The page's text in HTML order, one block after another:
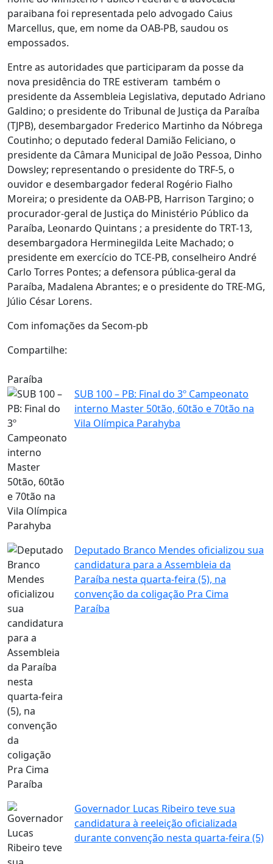
paraibana foi representada pelo advogado Caius
Marcellus, que, em nome da OAB-PB, saudou os
empossados.
Entre as autoridades que participaram da posse da
nova presidência do TRE estiveram também o
presidente da Assembleia Legislativa, deputado Adriano
Galdino; o presidente do Tribunal de Justiça da Paraíba
(TJPB), desembargador Frederico Martinho da Nóbrega
Coutinho; o deputado federal Damião Feliciano, o
presidente da Câmara Municipal de João Pessoa, Dinho
Dowsley; representando o presidente do TRF-5, o
ouvidor e desembargador federal Rogério Fialho
Moreira; o presidente da OAB-PB, Harrison Targino; o
procurador-geral de Justiça do Ministério Público da
Paraíba, Leonardo Quintans ; a presidente do TRT-13,
desembargadora Herminegilda Leite Machado; o
presidente em exercício do TCE-PB, conselheiro André
Carlo Torres Pontes; a defensora pública-geral da
Paraíba, Madalena Abrantes; e o presidente do TRE-MG,
Júlio César Lorens.
Com infomações da Secom-pb
Compartilhe:
Paraíba
SUB 100 – PB: Final do 3º Campeonato
interno Master 50tão, 60tão e 70tão na
Vila Olímpica Parahyba
Deputado Branco Mendes oficializou sua
candidatura para a Assembleia da
Paraíba nesta quarta-feira (5), na
convenção da coligação Pra Cima
Paraíba
Governador Lucas Ribeiro teve sua
candidatura à reeleição oficializada
durante convenção nesta quarta-feira (5)